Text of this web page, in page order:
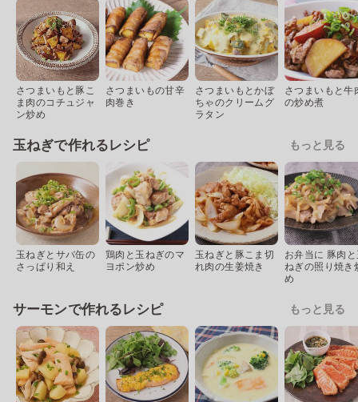
さつまいもと豚こ
ま肉のコチュジャ
ン炒め
さつまいもの甘辛
肉巻き
さつまいもとかぼ
ちゃのクリームグ
ラタン
さつまいもと牛
の炒め煮
玉ねぎで作れるレシピ もっと見る
玉ねぎとサバ缶の
さっぱり和え
鶏肉と玉ねぎのマ
ヨポン炒め
玉ねぎと豚こま切
れ肉の生姜焼き
お弁当に 豚肉
ねぎの照り焼き
め
サーモンで作れるレシピ もっと見る